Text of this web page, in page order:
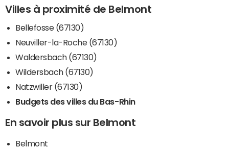
Villes à proximité de Belmont
Bellefosse (67130)
Neuviller-la-Roche (67130)
Waldersbach (67130)
Wildersbach (67130)
Natzwiller (67130)
Budgets des villes du Bas-Rhin
En savoir plus sur Belmont
Belmont